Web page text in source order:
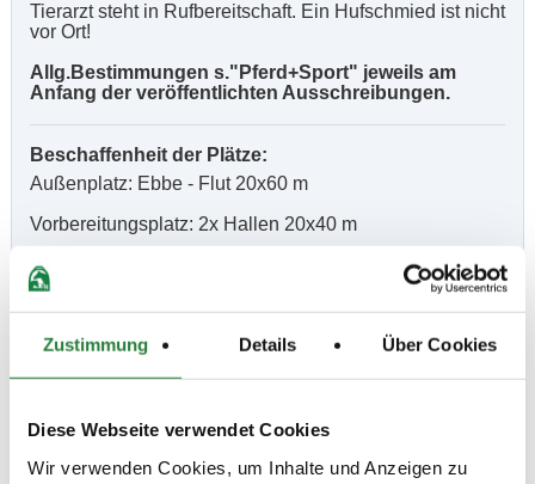
Zustimmung Details Über Cookies
Diese Webseite verwendet Cookies
Wir verwenden Cookies, um Inhalte und Anzeigen zu
Tierarzt steht in Rufbereitschaft. Ein Hufschmied ist nicht
vor Ort!
Allg.Bestimmungen s."Pferd+Sport" jeweils am
Anfang der veröffentlichten Ausschreibungen.
Beschaffenheit der Plätze:
Außenplatz: Ebbe - Flut 20x60 m
Vorbereitungsplatz: 2x Hallen 20x40 m
Hallenboden: SAND-VLIES-PREMIUM-BODEN
Vorläufige Zeitenteilung:
Fr. vorm.: 1,2,3; nachm.: 4,5